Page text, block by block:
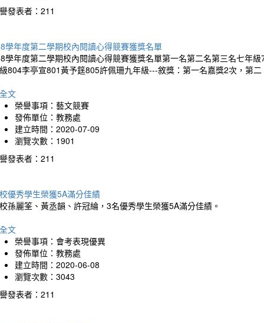
發表者：211
學年度第二學期校內閱讀心得競賽獲獎名單
學年度第二學期校內閱讀心得競賽獲獎名單第一名第二名第三名七年
804李亭宣801黃予筳805許佩珊九年級---敘獎：第一名嘉獎2次，第
文
榮譽事項：藝文競賽
發佈單位：教務處
建立時間：2020-07-09
瀏覽次數：1901
發表者：211
優秀學生榮獲5A滿分佳績
孫麗筌、黃丞韻、許冠綸，3名優秀學生榮獲5A滿分佳績。
文
榮譽事項：會考表現優異
發佈單位：教務處
建立時間：2020-06-08
瀏覽次數：3043
發表者：211